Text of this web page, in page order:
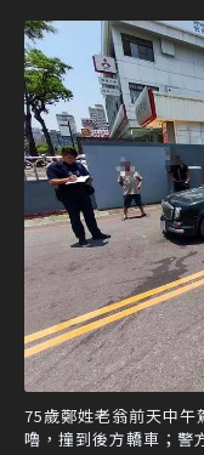
75歲鄭姓老翁前天中午
嚕，撞到後方轎車；警